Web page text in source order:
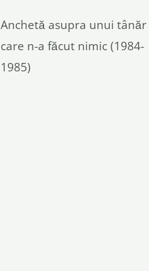
Anchetă asupra unui tânăr
care n-a făcut nimic (1984-
1985)